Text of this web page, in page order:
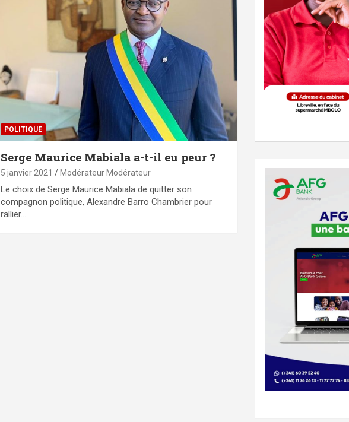
POLITIQUE
Serge Maurice Mabiala a-t-il eu peur ?
5 janvier 2021 Modérateur Modérateur
Le choix de Serge Maurice Mabiala de quitter son
compagnon politique, Alexandre Barro Chambrier pour
rallier…